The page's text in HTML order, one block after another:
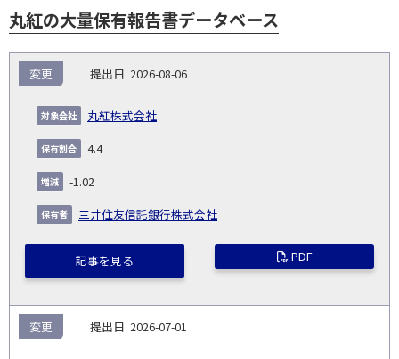
丸紅の大量保有報告書データベース
NO.
告
義
務
発
生
日
出
コー
2026-08-06
丸紅株式会社
変更
4.4
-1.02
三井住友信託銀行株式会社
記事を見る PDF
2026-07-01
変更